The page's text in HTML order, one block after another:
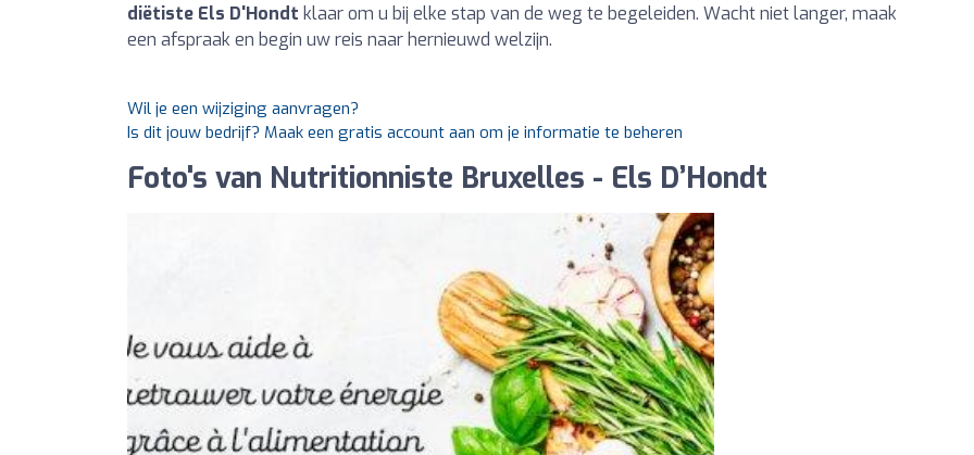
diëtiste Els D'Hondt klaar om u bij elke stap van de weg te begeleiden. Wacht niet langer, maak
een afspraak en begin uw reis naar hernieuwd welzijn.
Wil je een wijziging aanvragen?
Is dit jouw bedrijf? Maak een gratis account aan om je informatie te beheren
Foto's van Nutritionniste Bruxelles - Els D’Hondt